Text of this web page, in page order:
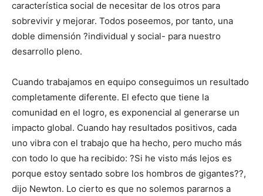
característica social de necesitar de los otros para
sobrevivir y mejorar. Todos poseemos, por tanto, una
doble dimensión ?individual y social- para nuestro
desarrollo pleno.
Cuando trabajamos en equipo conseguimos un resultado
completamente diferente. El efecto que tiene la
comunidad en el logro, es exponencial al generarse un
impacto global. Cuando hay resultados positivos, cada
uno vibra con el trabajo que ha hecho, pero mucho más
con todo lo que ha recibido: ?Si he visto más lejos es
porque estoy sentado sobre los hombros de gigantes??,
dijo Newton. Lo cierto es que no solemos pararnos a